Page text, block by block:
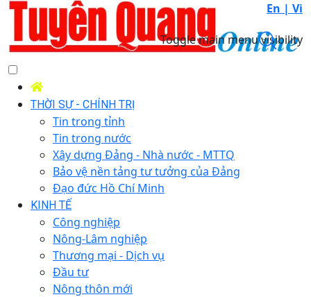
En | Vi
Toggle main menu visibility
THỜI SỰ - CHÍNH TRỊ
Tin trong tỉnh
Tin trong nước
Xây dựng Đảng - Nhà nước - MTTQ
Bảo vệ nền tảng tư tưởng của Đảng
Đạo đức Hồ Chí Minh
KINH TẾ
Công nghiệp
Nông-Lâm nghiệp
Thương mại - Dịch vụ
Đầu tư
Nông thôn mới